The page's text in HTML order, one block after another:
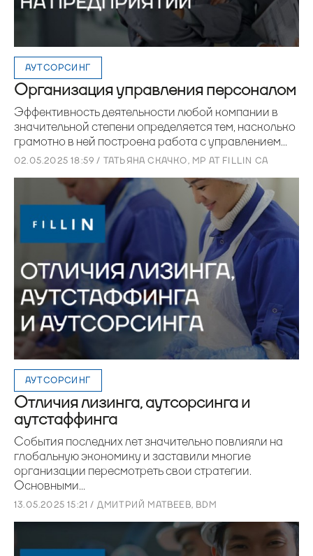
АУТСОРСИНГ
Организация управления персоналом
Эффективность деятельности любой компании в
значительной степени определяется тем, насколько
грамотно в ней построена работа с управлением...
02.05.2025 18:59 / ТАТЬЯНА СКАЧКО, MP AT FILLIN CA
АУТСОРСИНГ
Отличия лизинга, аутсорсинга и
аутстаффинга
События последних лет значительно повлияли на
глобальную экономику и заставили многие
организации пересмотреть свои стратегии.
Основными...
13.05.2025 15:21 / ДМИТРИЙ МАТВЕЕВ, BDM